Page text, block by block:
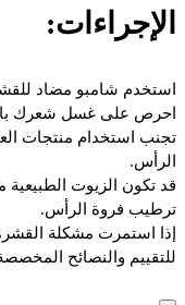
الإجراءات:
استخدم شامبو مضاد
احرص على غسل شعرك
تجنب استخدام منتجات
الرأس.
قد تكون الزيوت
ترطيب فروة الرأس.
إذا استمرت مشكلة
للتقييم والنصائح